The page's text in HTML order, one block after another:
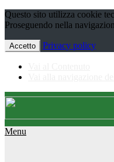
Questo sito utilizza cookie
Proseguendo nella
Accetto Privacy policy
Menu